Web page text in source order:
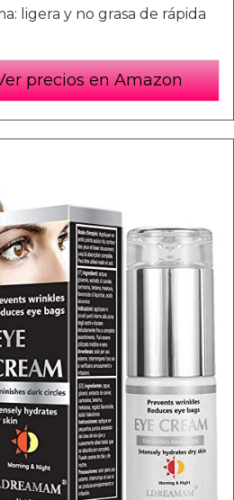
ligera y no grasa de rápida
precios en Amazon